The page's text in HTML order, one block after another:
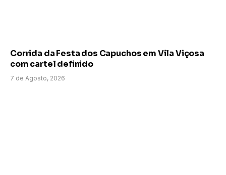
Corrida da Festa dos Capuchos em Vila Viçosa
com cartel definido
7 de Agosto, 2026